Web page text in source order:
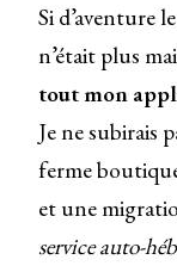
Si d’aventure
n’était plus
tout mon
Je ne subirais
ferme
et une
service auto-